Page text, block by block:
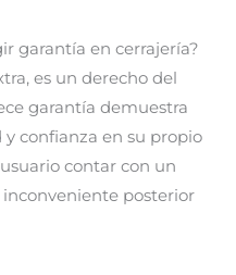
garantía en cerrajería?
es un derecho del
garantía demuestra
confianza en su propio
contar con un
posterior